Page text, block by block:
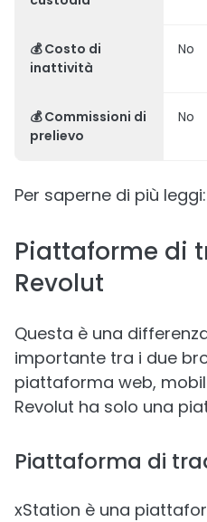
💰 Costo di
inattività
No
💰Commissioni di
prelievo
No
Per saperne di più leggi:
Piattaforme di
Revolut
Questa è una
importante tra i due
piattaforma web,
Revolut ha solo una
Piattaforma di
xStation è una